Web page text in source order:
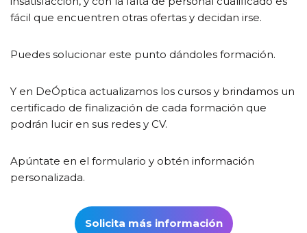
fácil que encuentren otras ofertas y decidan irse.
Puedes solucionar este punto dándoles formación.
Y en DeÓptica actualizamos los cursos y brindamos un
certificado de finalización de cada formación que
podrán lucir en sus redes y CV.
Apúntate en el formulario y obtén información
personalizada.
Solicita más información